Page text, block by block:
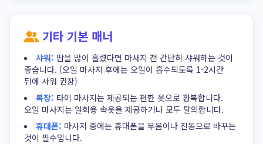
기타 기본 매너
샤워: 땀을 많이 흘렸다면 마사지 전 간단히 샤워하는 것이
좋습니다. (오일 마사지 후에는 오일이 흡수되도록 1-2시간
뒤에 샤워 권장)
복장: 타이 마사지는 제공되는 편한 옷으로 환복합니다.
오일 마사지는 일회용 속옷을 제공하거나 모두 탈의합니다.
휴대폰: 마사지 중에는 휴대폰을 무음이나 진동으로 바꾸는
것이 필수입니다.